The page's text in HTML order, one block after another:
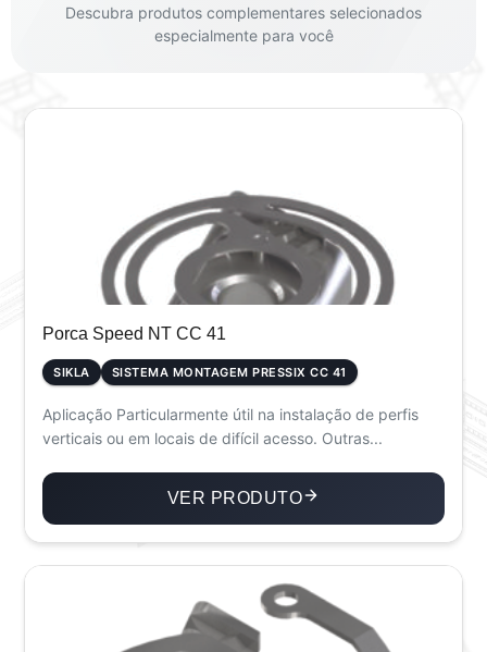
Descubra produtos complementares selecionados
especialmente para você
Porca Speed NT CC 41
SIKLA SISTEMA MONTAGEM PRESSIX CC 41
Aplicação Particularmente útil na instalação de perfis
verticais ou em locais de difícil acesso. Outras...
VER PRODUTO